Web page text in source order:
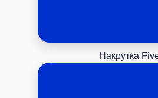
Накрутка